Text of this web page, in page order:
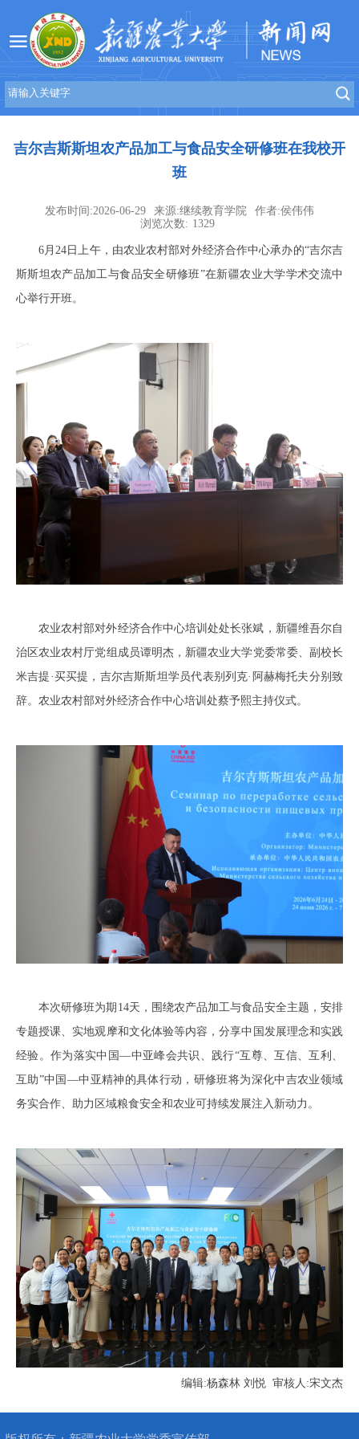
吉尔吉斯斯坦农产品加工与食品安全研修班在我校开
班
发布时间:2026-06-29 来源:继续教育学院
作者:侯伟伟
浏览次数: 1329
6月24日上午，由农业农村部对外经济合作中心承办的“吉尔吉
斯斯坦农产品加工与食品安全研修班”在新疆农业大学学术交流中
心举行开班。
农业农村部对外经济合作中心培训处处长张斌，新疆维吾尔自
治区农业农村厅党组成员谭明杰，新疆农业大学党委常委、副校长
米吉提·买买提，吉尔吉斯斯坦学员代表别列克·阿赫梅托夫分别致
辞。农业农村部对外经济合作中心培训处蔡予熙主持仪式。
本次研修班为期14天，围绕农产品加工与食品安全主题，安排
专题授课、实地观摩和文化体验等内容，分享中国发展理念和实践
经验。作为落实中国—中亚峰会共识、践行“互尊、互信、互利、
互助”中国—中亚精神的具体行动，研修班将为深化中吉农业领域
务实合作、助力区域粮食安全和农业可持续发展注入新动力。
编辑:杨森林 刘悦 审核人:宋文杰